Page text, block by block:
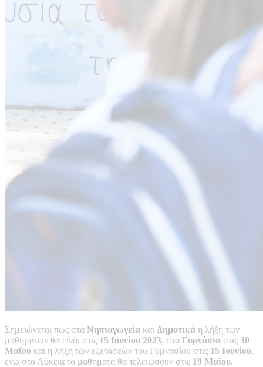
Σημειώνεται πως στα Νηπιαγωγεία και Δημοτικά η λήξη των
μαθημάτων θα είναι στις 15 Ιουνίου 2023, στα Γυμνάσια στις 30
Μαΐου και η λήξη των εξετάσεων του Γυμνασίου στις 15 Ιουνίου,
ενώ στα Λύκεια τα μαθήματα θα τελειώσουν στις 19 Μαΐου.